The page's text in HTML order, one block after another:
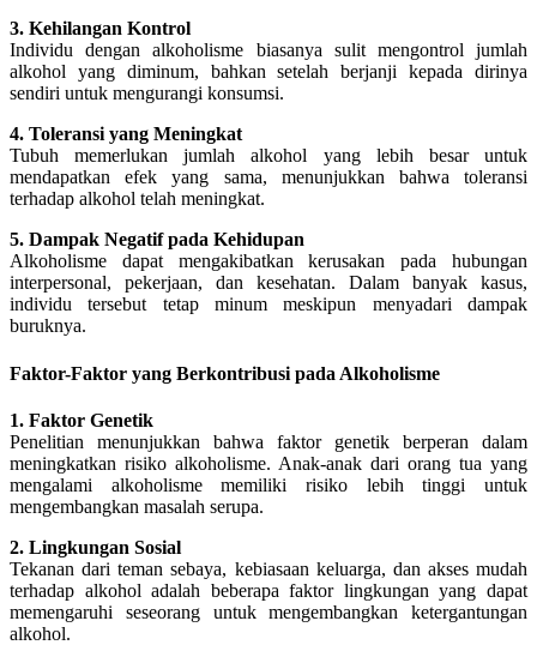
3. Kehilangan Kontrol
Individu dengan alkoholisme biasanya sulit mengontrol jumlah
alkohol yang diminum, bahkan setelah berjanji kepada dirinya
sendiri untuk mengurangi konsumsi.
4. Toleransi yang Meningkat
Tubuh memerlukan jumlah alkohol yang lebih besar untuk
mendapatkan efek yang sama, menunjukkan bahwa toleransi
terhadap alkohol telah meningkat.
5. Dampak Negatif pada Kehidupan
Alkoholisme dapat mengakibatkan kerusakan pada hubungan
interpersonal, pekerjaan, dan kesehatan. Dalam banyak kasus,
individu tersebut tetap minum meskipun menyadari dampak
buruknya.
Faktor-Faktor yang Berkontribusi pada Alkoholisme
1. Faktor Genetik
Penelitian menunjukkan bahwa faktor genetik berperan dalam
meningkatkan risiko alkoholisme. Anak-anak dari orang tua yang
mengalami alkoholisme memiliki risiko lebih tinggi untuk
mengembangkan masalah serupa.
2. Lingkungan Sosial
Tekanan dari teman sebaya, kebiasaan keluarga, dan akses mudah
terhadap alkohol adalah beberapa faktor lingkungan yang dapat
memengaruhi seseorang untuk mengembangkan ketergantungan
alkohol.